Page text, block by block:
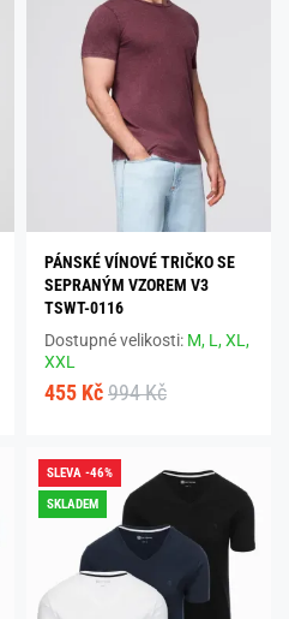
PÁNSKÉ VÍNOVÉ TRIČKO SE
SEPRANÝM VZOREM V3
TSWT-0116
Dostupné velikosti: M, L,XL,
XXL
455 Kč 994 Kč
SLEVA -46%
SKLADEM